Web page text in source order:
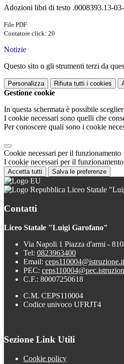
Adozioni libri di testo .0008393.13-
File PDF
Contatore click: 20
Notizie
Questo sito o gli strumenti terzi da
Personalizza Rifiuta tutti i cookies
Gestione cookie
In questa schermata è possibile
I cookie necessari sono quelli che
Per conoscere quali sono i cookie
Cookie necessari per il funzionamento
I cookie necessari per il
Accetta tutti Salva le preferenze
Liceo Statale
Contatti
Liceo Statale "Luigi Garofano"
Via Napoli 1 Piazza d'armi -
Tel: 0823963400
Email: ceps110004@istruzione.it
PEC:
C.F.: 80007250618
C.M. CEPS110004
Codice univoco UFRJT4
Sezione Link Utili
Cookie policy